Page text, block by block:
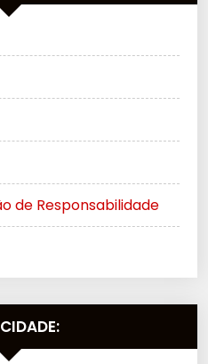
de Responsabilidade